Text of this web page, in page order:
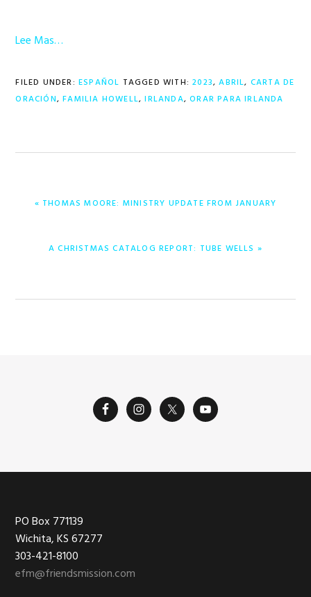
Lee Mas…
FILED UNDER: ESPAÑOL TAGGED WITH:2023,ABRIL, CARTA DE
ORACIÓN,FAMILIA HOWELL,IRLANDA,ORAR PARA IRLANDA
PREVIOUS
« THOMAS MOORE: MINISTRY UPDATE FROM JANUARY
NEXT
A CHRISTMAS CATALOG REPORT: TUBE WELLS »
Footer
PO Box 771139
Wichita, KS 67277
303-421-8100
efm@friendsmission.com